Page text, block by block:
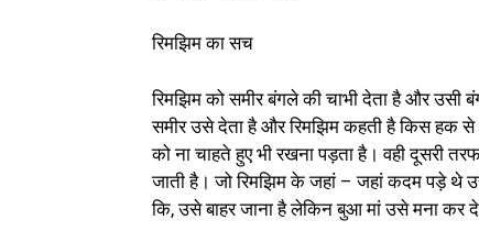
रिमझिम का सच
रिमझिम को समीर बंगले की चाभी देता है और उसी
समीर उसे देता है और रिमझिम कहती है किस हक से
को ना चाहते हुए भी रखना पड़ता है। वही दूसरी
जाती है। जो रिमझिम के जहां – जहां कदम पड़े थे
कि, उसे बाहर जाना है लेकिन बुआ मां उसे मना कर